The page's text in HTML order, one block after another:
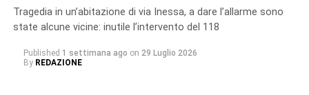
dichiarazioni hanno avuto origine gli accertamenti a
riscontro da parte dei militari del Nucleo Carabinieri
Tragedia in un’abitazione di via Inessa, a dare l’allarme sono
state alcune vicine: inutile l’intervento del 118
Published 1 settimana ago on 29 Luglio 2026
By REDAZIONE